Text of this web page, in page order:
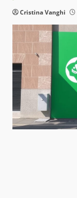
Cristina Vanghi